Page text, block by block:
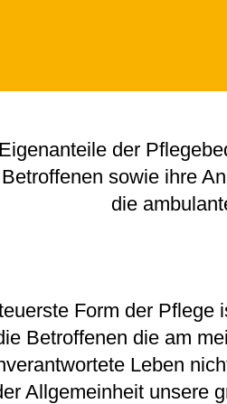
der
sowie ihre
die
Form der Pflege
Betroffenen die am
Leben
Allgemeinheit unsere